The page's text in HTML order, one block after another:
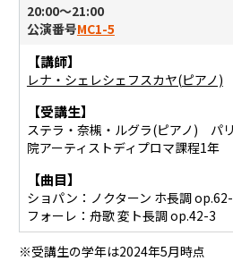
20:00〜21:00
公演番号MC1-5
【講師】
レナ・シェレシェフスカヤ(ピアノ)
【受講生】
ステラ・奈槻・ルグラ(ピアノ) パ
院アーティストディプロマ課程1年
【曲目】
ショパン：ノクターン ホ長調
フォーレ：舟歌 変ト長調 op.42-3
※受講生の学年は2024年5月時点